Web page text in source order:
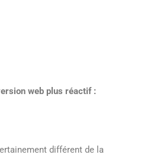
web plus réactif :
différent de la